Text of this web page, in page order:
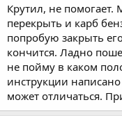
Крутил, не помогает.
перекрыть и карб
попробую закрыть
кончится. Ладно
не пойму в каком
инструкции
может отличаться.